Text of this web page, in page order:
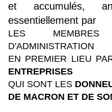
et accumulés,
essentiellement par
LES
D'ADMINISTRATION
EN PREMIER LIEU
ENTREPRISES
QUI SONT LES
DE MACRON ET DE